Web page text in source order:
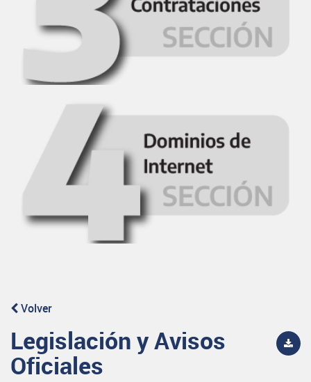
Volver
Legislación y Avisos
Oficiales